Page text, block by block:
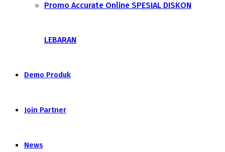
Promo Accurate Online SPESIAL DISKON
LEBARAN
Demo Produk
Join Partner
News